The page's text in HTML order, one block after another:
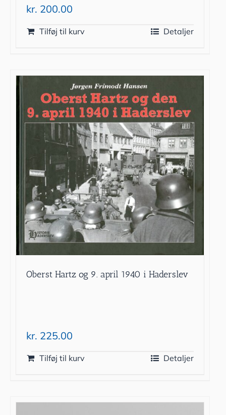
kr. 200.00
Tilføj til kurv Detaljer
Oberst Hartz og 9. april 1940 i Haderslev
kr. 225.00
Tilføj til kurv Detaljer